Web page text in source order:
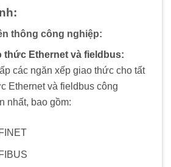
thông công nghiệp:
thức Ethernet và fieldbus:
các ngăn xếp giao thức cho tất
Ethernet và fieldbus công
nhất, bao gồm: